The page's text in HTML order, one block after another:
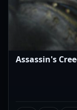
Assassin's